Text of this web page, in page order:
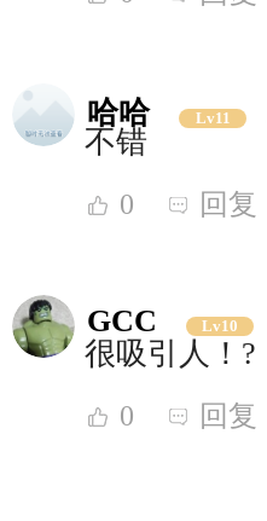
哈哈 Lv11
不错
0 回复
GCC Lv10
很吸引人！?
0 回复